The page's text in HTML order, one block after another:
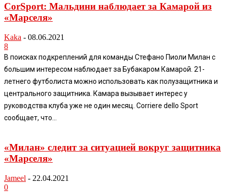
CorSport: Мальдини наблюдает за Камарой из
«Марселя»
Kaka - 08.06.2021
8
В поисках подкреплений для команды Стефано Пиоли Милан с
большим интересом наблюдает за Бубакаром Камарой. 21-
летнего футболиста можно использовать как полузащитника и
центрального защитника. Камара вызывает интерес у
руководства клуба уже не один месяц. Corriere dello Sport
сообщает, что...
«Милан» следит за ситуацией вокруг защитника
«Марселя»
Jameel - 22.04.2021
0